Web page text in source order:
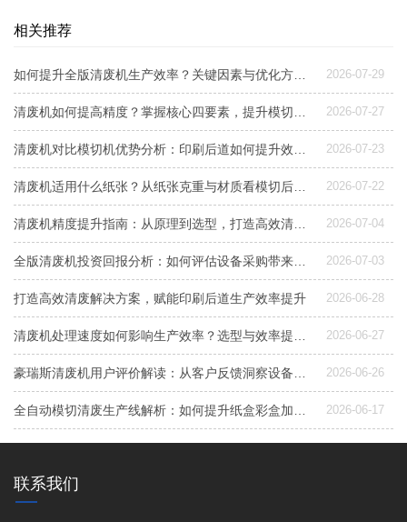
相关推荐
2026-07-29
2026-07-27
2026-07-23
2026-07-22
2026-07-04
2026-07-03
打造高效清废解决方案，赋能印刷后道生产效率提升 2026-06-28
2026-06-27
2026-06-26
2026-06-17
联系我们